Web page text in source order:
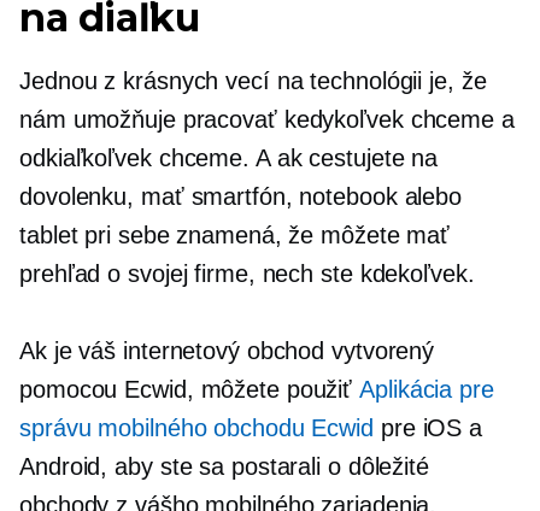
na diaľku
Jednou z krásnych vecí na technológii je, že
nám umožňuje pracovať kedykoľvek chceme a
odkiaľkoľvek chceme. A ak cestujete na
dovolenku, mať smartfón, notebook alebo
tablet pri sebe znamená, že môžete mať
prehľad o svojej firme, nech ste kdekoľvek.
Ak je váš internetový obchod vytvorený
pomocou Ecwid, môžete použiťAplikácia pre
správu mobilného obchodu Ecwid pre iOS a
Android, aby ste sa postarali o dôležité
obchody z vášho mobilného zariadenia.